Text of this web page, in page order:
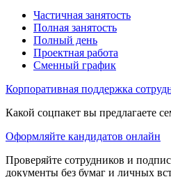
Частичная занятость
Полная занятость
Полный день
Проектная работа
Сменный график
Корпоративная поддержка
Какой соцпакет вы предлагаете
Оформляйте кандидатов онлайн
Проверяйте сотрудников и
документы без бумаг и личных